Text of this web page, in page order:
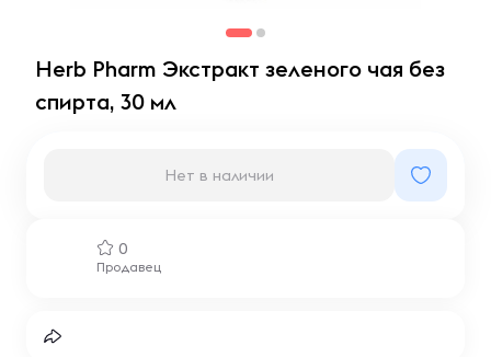
Herb Pharm Экстракт зеленого чая без
спирта, 30 мл
0
Продавец
Нет в наличии